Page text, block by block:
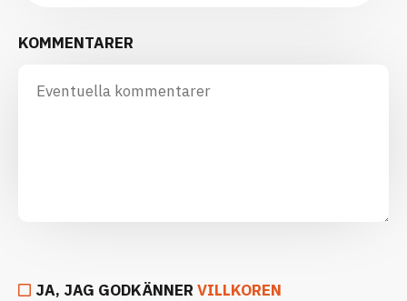
KOMMENTARER
JA, JAG GODKÄNNER VILLKOREN